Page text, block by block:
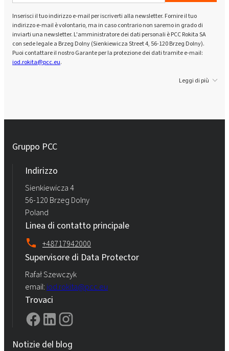
Inserisci il tuo indirizzo e-mail per iscriverti alla newsletter. Fornire il tuo
indirizzo e-mail è volontario, ma in caso contrario non saremo in grado di
inviarti una newsletter. L'amministratore dei dati personali è PCC Rokita SA
con sede legale a Brzeg Dolny (Sienkiewicza Street 4, 56-120 Brzeg Dolny).
Puoi contattare il nostro Garante per la protezione dei dati tramite e-mail:
iod.rokita@pcc.eu.
Leggi di più
Gruppo PCC
Indirizzo
Sienkiewicza 4
56-120 Brzeg Dolny
Poland
Linea di contatto principale
+48717942000
Supervisore di Data Protector
Rafał Szewczyk
email: iod.rokita@pcc.eu
Trovaci
Notizie del blog